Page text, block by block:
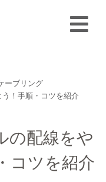
ーブリング
！手順・コツを紹介
の配線をや
コツを紹介